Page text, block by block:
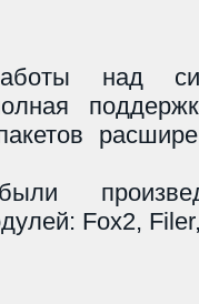
над
Fox2,